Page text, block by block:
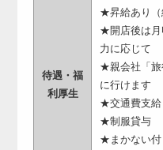
待遇・福
利厚生
★昇給あり（
★開店後は
力に応じて
★親会社「旅
に行けます
★交通費支給
★制服貸与
★まかない付